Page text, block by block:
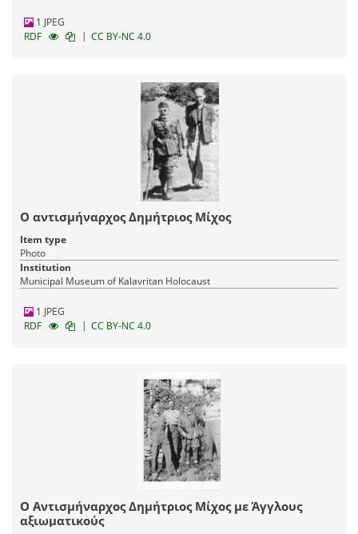
1 JPEG
RDF
| CC BY-NC 4.0
Ο αντισμήναρχος Δημήτριος Μίχος
Item type
Photo
Institution
Municipal Museum of Kalavritan Holocaust
1 JPEG
RDF
| CC BY-NC 4.0
Ο Αντισμήναρχος Δημήτριος Μίχος με Άγγλους
αξιωματικούς